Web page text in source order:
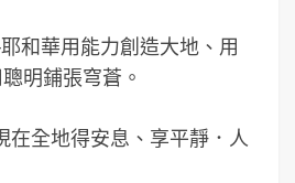
耶和華用能力創造大地、用
明鋪張穹蒼。
在全地得安息、享平靜．人